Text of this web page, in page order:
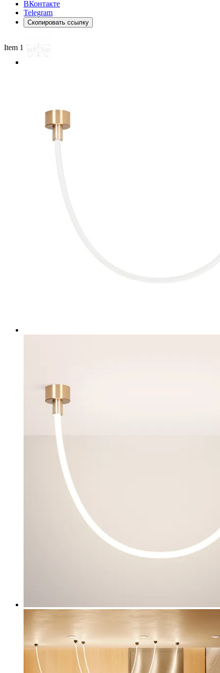
ВКонтакте
Telegram
Скопировать ссылку
Item 1 of 6